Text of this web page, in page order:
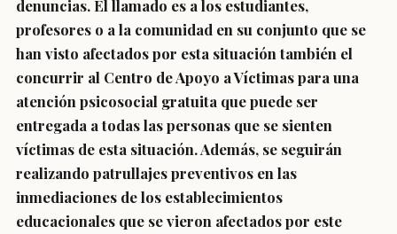
denuncias. El llamado es a los estudiantes,
profesores o a la comunidad en su conjunto que se
han visto afectados por esta situación también el
concurrir al Centro de Apoyo a Víctimas para una
atención psicosocial gratuita que puede ser
entregada a todas las personas que se sienten
víctimas de esta situación. Además, se seguirán
realizando patrullajes preventivos en las
inmediaciones de los establecimientos
educacionales que se vieron afectados por este